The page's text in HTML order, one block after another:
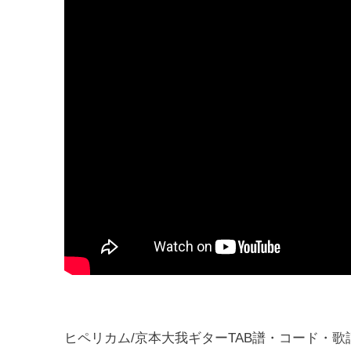
ヒペリカム/京本大我ギターTAB譜・コード・歌